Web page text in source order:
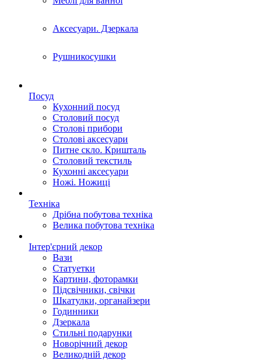
Аксесуари. Дзеркала
Рушникосушки
Посуд
Кухонний посуд
Столовий посуд
Столові прибори
Столові аксесуари
Питне скло. Кришталь
Столовий текстиль
Кухонні аксесуари
Ножі. Ножиці
Техніка
Дрібна побутова техніка
Велика побутова техніка
Інтер'єрний декор
Вази
Статуетки
Картини, фоторамки
Підсвічники, свічки
Шкатулки, органайзери
Годинники
Дзеркала
Стильні подарунки
Новорічний декор
Великодній декор